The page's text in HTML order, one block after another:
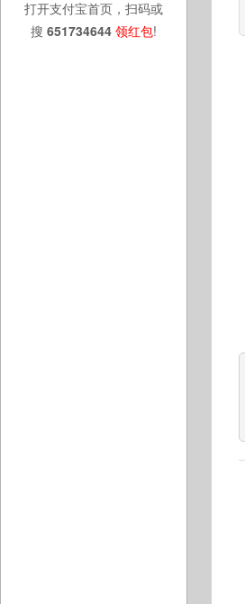
打开支付宝首页，扫码或
搜 651734644 领红包!